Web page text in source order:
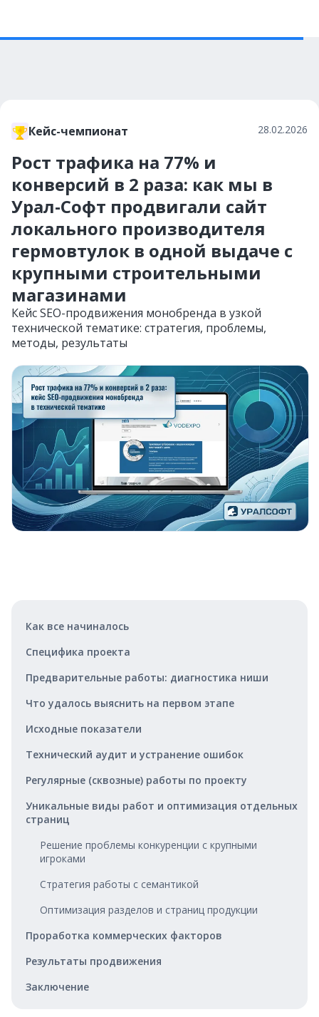
Кейс-чемпионат 28.02.2026
Рост трафика на 77% и
конверсий в 2 раза: как мы в
Урал-Софт продвигали сайт
локального производителя
гермовтулок в одной выдаче с
крупными строительными
магазинами
Кейс SEO-продвижения монобренда в узкой
технической тематике: стратегия, проблемы,
методы, результаты
Как все начиналось
Специфика проекта
Предварительные работы: диагностика ниши
Что удалось выяснить на первом этапе
Исходные показатели
Технический аудит и устранение ошибок
Регулярные (сквозные) работы по проекту
Уникальные виды работ и оптимизация отдельных
страниц
Решение проблемы конкуренции с крупными
игроками
Стратегия работы с семантикой
Оптимизация разделов и страниц продукции
Проработка коммерческих факторов
Результаты продвижения
Заключение